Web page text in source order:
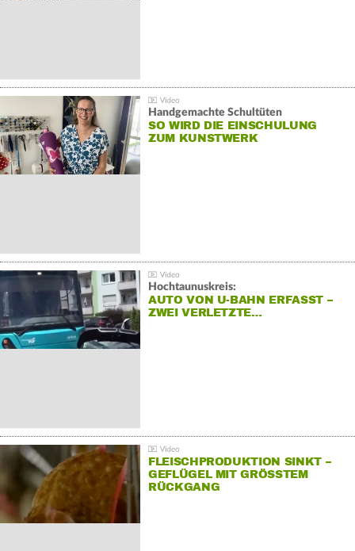
Handgemachte Schultüten
SO WIRD DIE EINSCHULUNG
ZUM KUNSTWERK
Hochtaunuskreis:
AUTO VON U-BAHN ERFASST –
ZWEI VERLETZTE…
FLEISCHPRODUKTION SINKT –
GEFLÜGEL MIT GRÖSSTEM R
ÜCKGANG